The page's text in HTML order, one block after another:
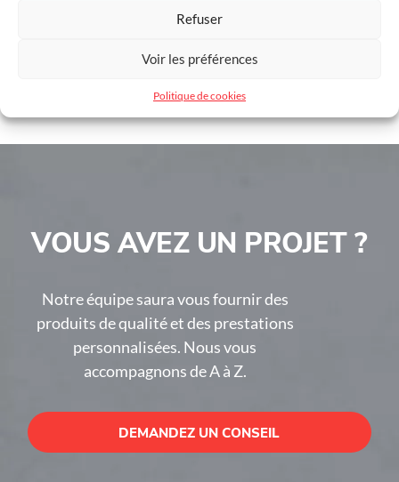
Refuser
Voir les préférences
Politique de cookies
VOUS AVEZ UN PROJET ?
Notre équipe saura vous fournir des
produits de qualité et des prestations
personnalisées. Nous vous
accompagnons de A à Z.
DEMANDEZ UN CONSEIL